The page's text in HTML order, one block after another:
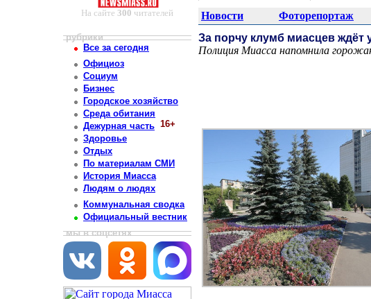
На сайте 300 читателей Новости Фоторепортаж
рубрики
Все за сегодня
Официоз
Социум
Бизнес
Городское хозяйство
Среда обитания
Дежурная часть 16+
Здоровье
Отдых
По материалам СМИ
История Миасса
Людям о людях
Коммунальная сводка
Официальный вестник
мы в соцсетях
За порчу клумб миасцев ждёт
Полиция Миасса напомнила